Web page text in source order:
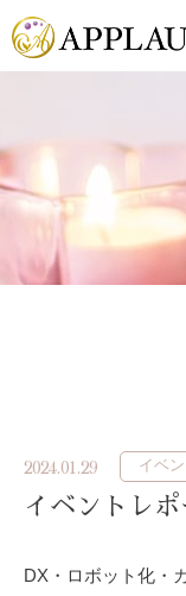
2024.01.29 イベ
イベントレ
DX・ロボット化・